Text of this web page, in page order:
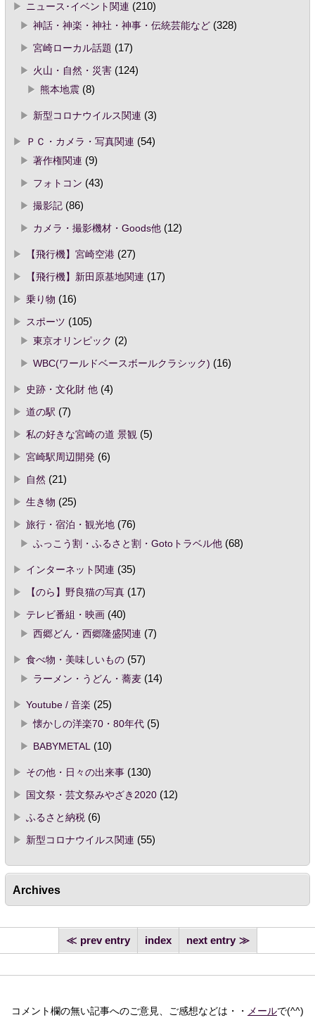
ニュース･イベント関連 (210)
神話・神楽・神社・神事・伝統芸能など(328)
宮崎ローカル話題 (17)
火山・自然・災害(124)
熊本地震(8)
新型コロナウイルス関連 (3)
ＰＣ・カメラ・写真関連 (54)
著作権関連 (9)
フォトコン (43)
撮影記(86)
カメラ・撮影機材・Goods他(12)
【飛行機】宮崎空港(27)
【飛行機】新田原基地関連 (17)
乗り物 (16)
スポーツ (105)
東京オリンピック (2)
WBC(ワールドベースボールクラシック) (16)
史跡・文化財 他(4)
道の駅 (7)
私の好きな宮崎の道 景観 (5)
宮崎駅周辺開発(6)
自然 (21)
生き物 (25)
旅行・宿泊・観光地(76)
ふっこう割・ふるさと割・Gotoトラベル他(68)
インターネット関連 (35)
【のら】野良猫の写真(17)
テレビ番組・映画(40)
西郷どん・西郷隆盛関連 (7)
食べ物・美味しいもの(57)
ラーメン・うどん・蕎麦(14)
Youtube / 音楽 (25)
懐かしの洋楽70・80年代(5)
BABYMETAL
(10)
その他・日々の出来事(130)
国文祭・芸文祭みやざき2020(12)
ふるさと納税(6)
新型コロナウイルス関連 (55)
Archives
prev entry index next entry
コメント欄の無い記事へのご意見、ご感想などは・・ メールで(^^)